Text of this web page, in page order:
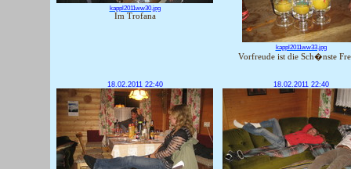
kappl2011ww30.jpg
Im Trofana
kappl2011ww33.jpg
Vorfreude ist die Sch�nste
18.02.2011 22:40 18.02.2011 22:40